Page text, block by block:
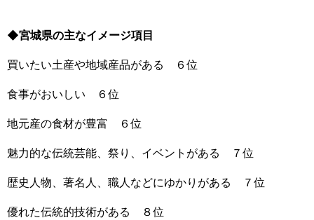
◆宮城県の主なイメージ項目
買いたい土産や地域産品がある ６位
食事がおいしい ６位
地元産の食材が豊富 ６位
魅力的な伝統芸能、祭り、イベントがある ７位
歴史人物、著名人、職人などにゆかりがある ７位
優れた伝統的技術がある ８位